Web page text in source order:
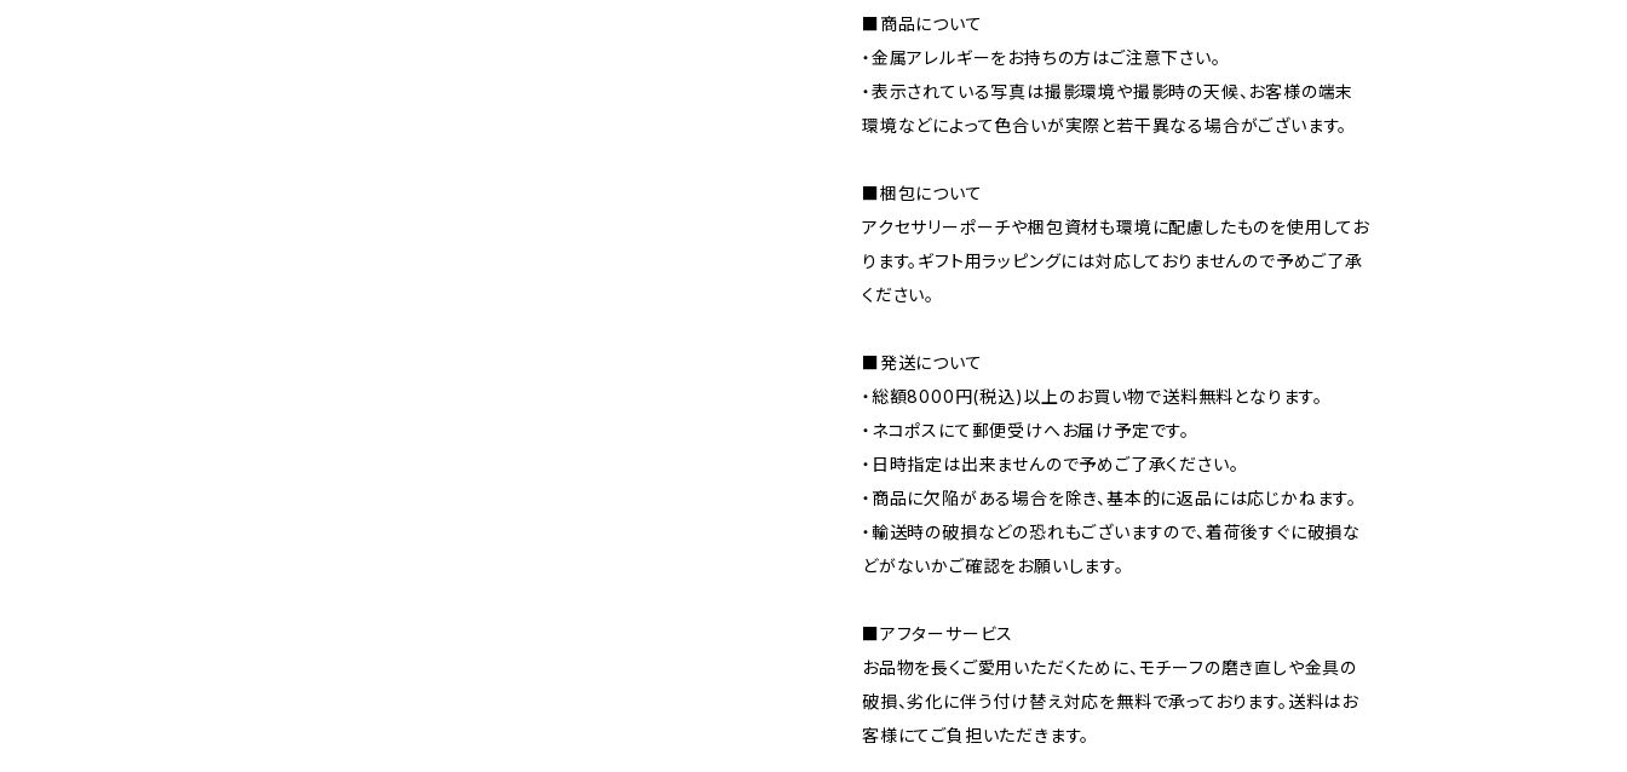
■商品について
・金属アレルギーをお持ちの方はご注意下さい。
・表示されている写真は撮影環境や撮影時の天候、お客様の端末
環境などによって色合いが実際と若干異なる場合がございます。
■梱包について
アクセサリーポーチや梱包資材も環境に配慮したものを使用してお
ります。ギフト用ラッピングには対応しておりませんので予めご了承
ください。
■発送について
・総額8000円(税込)以上のお買い物で送料無料となります。
・ネコポスにて郵便受けへお届け予定です。
・日時指定は出来ませんので予めご了承ください。
・商品に欠陥がある場合を除き、基本的に返品には応じかねます。
・輸送時の破損などの恐れもございますので、着荷後すぐに破損な
どがないかご確認をお願いします。
■アフターサービス
お品物を長くご愛用いただくために、モチーフの磨き直しや金具の
破損、劣化に伴う付け替え対応を無料で承っております。送料はお
客様にてご負担いただきます。